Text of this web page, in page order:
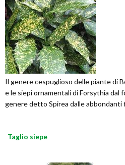
Il genere cespuglioso delle piante di
e le siepi ornamentali di Forsythia dal
genere detto Spirea dalle abbondanti
Taglio siepe